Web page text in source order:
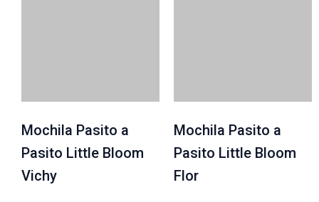
Mochila Pasito a
Pasito Little Bloom
Vichy
Mochila Pasito a
Pasito Little Bloom
Flor